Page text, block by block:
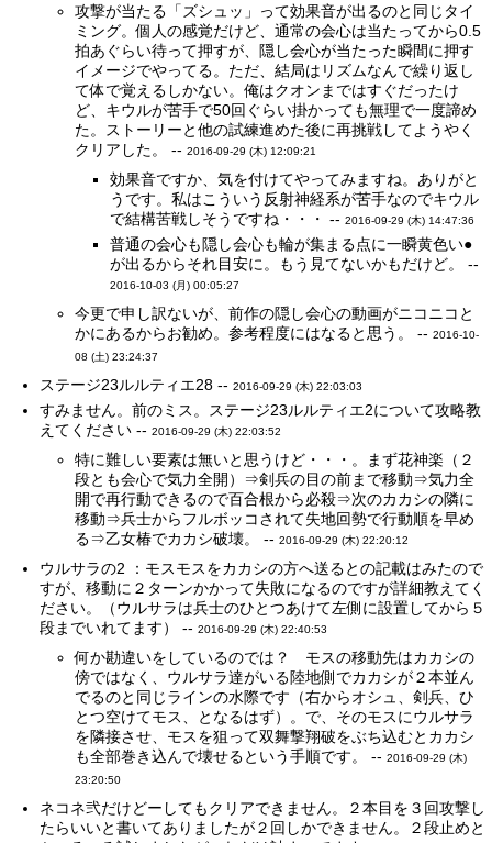
攻撃が当たる「ズシュッ」って効果音が出るのと同じタイ
ミング。個人の感覚だけど、通常の会心は当たってから0.5
拍あぐらい待って押すが、隠し会心が当たった瞬間に押す
イメージでやってる。ただ、結局はリズムなんで繰り返し
て体で覚えるしかない。俺はクオンまではすぐだったけ
ど、キウルが苦手で50回ぐらい掛かっても無理で一度諦め
た。ストーリーと他の試練進めた後に再挑戦してようやく
クリアした。 --2016-09-29 (木) 12:09:21
効果音ですか、気を付けてやってみますね。ありがと
うです。私はこういう反射神経系が苦手なのでキウル
で結構苦戦しそうですね・・・ --2016-09-29 (木) 14:47:36
普通の会心も隠し会心も輪が集まる点に一瞬黄色い●
が出るからそれ目安に。もう見てないかもだけど。 --
2016-10-03 (月) 00:05:27
今更で申し訳ないが、前作の隠し会心の動画がニコニコと
かにあるからお勧め。参考程度にはなると思う。 --2016-10-
08 (土) 23:24:37
ステージ23ルルティエ28 --2016-09-29 (木) 22:03:03
すみません。前のミス。ステージ23ルルティエ2について攻略教
えてください --2016-09-29 (木) 22:03:52
特に難しい要素は無いと思うけど・・・。まず花神楽（２
段とも会心で気力全開）⇒剣兵の目の前まで移動⇒気力全
開で再行動できるので百合根から必殺⇒次のカカシの隣に
移動⇒兵士からフルボッコされて失地回勢で行動順を早め
る⇒乙女椿でカカシ破壊。 --2016-09-29 (木) 22:20:12
ウルサラの2 ：モスモスをカカシの方へ送るとの記載はみたので
すが、移動に２ターンかかって失敗になるのですが詳細教えてく
ださい。（ウルサラは兵士のひとつあけて左側に設置してから５
段までいれてます） --2016-09-29 (木) 22:40:53
何か勘違いをしているのでは？ モスの移動先はカカシの
傍ではなく、ウルサラ達がいる陸地側でカカシが２本並ん
でるのと同じラインの水際です（右からオシュ、剣兵、ひ
とつ空けてモス、となるはず）。で、そのモスにウルサラ
を隣接させ、モスを狙って双舞撃翔破をぶち込むとカカシ
も全部巻き込んで壊せるという手順です。 --2016-09-29 (木)
23:20:50
ネコネ弐だけどーしてもクリアできません。２本目を３回攻撃し
たらいいと書いてありましたが２回しかできません。２段止めと